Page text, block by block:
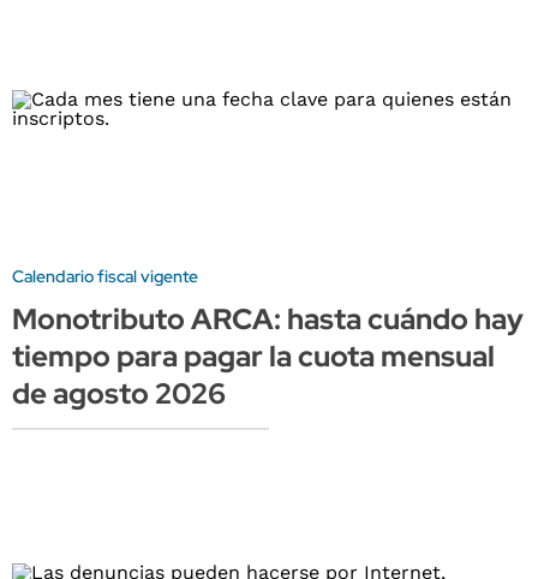
Calendario fiscal vigente
Monotributo ARCA: hasta cuándo hay
tiempo para pagar la cuota mensual
de agosto 2026